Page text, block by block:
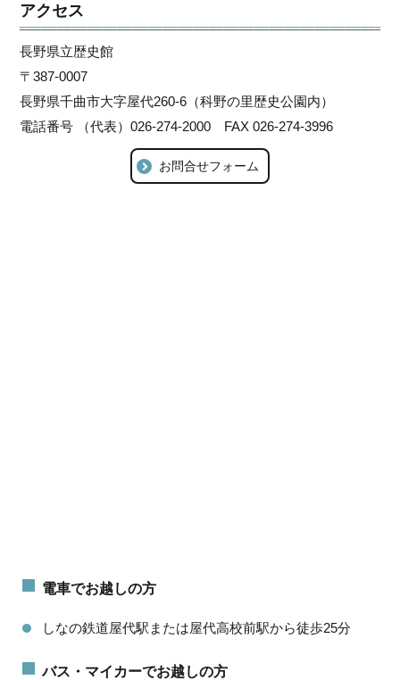
アクセス
長野県立歴史館
〒387-0007
長野県千曲市大字屋代260-6（科野の里歴史公園内）
電話番号 （代表）026-274-2000 FAX 026-274-3996
お問合せフォーム
電車でお越しの方
しなの鉄道屋代駅または屋代高校前駅から徒歩25分
バス・マイカーでお越しの方